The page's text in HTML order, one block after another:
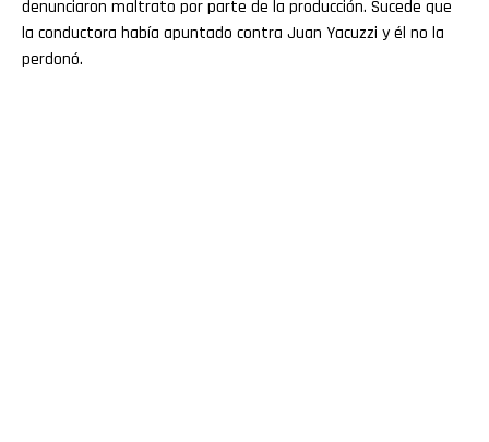
denunciaron maltrato por parte de la producción. Sucede que
la conductora había apuntado contra Juan Yacuzzi y él no la
perdonó.